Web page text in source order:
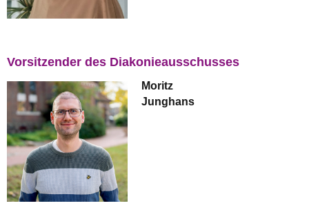
Vorsitzender des Diakonieausschusses
Moritz
Junghans